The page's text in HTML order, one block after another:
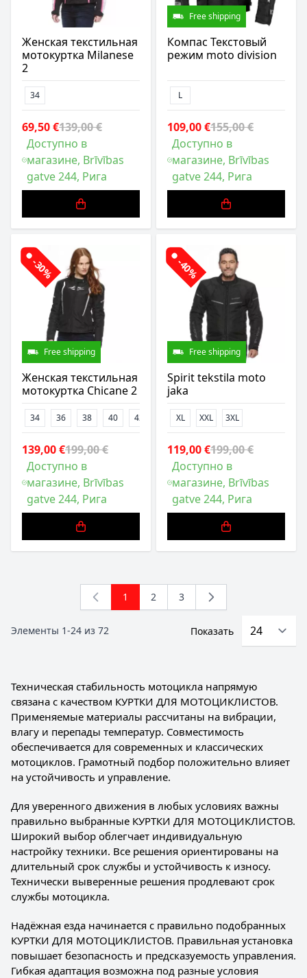
Женская текстильная
мотокуртка Milanese
2
34
69,50 €139,00 €
Доступно в
магазине, Brīvības
gatve 244, Рига
Free shipping
Компас Текстовый
режим moto division
L
109,00 €155,00 €
Доступно в
магазине, Brīvības
gatve 244, Рига
-30%
Free shipping
Женская текстильная
мотокуртка Chicane 2
34 36 38 40 42
139,00 €199,00 €
Доступно в
магазине, Brīvības
gatve 244, Рига
-40%
Free shipping
Spirit tekstila moto
jaka
XL XXL 3XL
119,00 €199,00 €
Доступно в
магазине, Brīvības
gatve 244, Рига
Элементы 1-24 из 72
You're currently reading page
1 Страница
2 Страница
3
Показать
Техническая стабильность мотоцикла напрямую
связана с качеством КУРТКИ ДЛЯ МОТОЦИКЛИСТОВ.
Применяемые материалы рассчитаны на вибрации,
влагу и перепады температур. Совместимость
обеспечивается для современных и классических
мотоциклов. Грамотный подбор положительно влияет
на устойчивость и управление.
Для уверенного движения в любых условиях важны
правильно выбранные КУРТКИ ДЛЯ МОТОЦИКЛИСТОВ.
Широкий выбор облегчает индивидуальную
настройку техники. Все решения ориентированы на
длительный срок службы и устойчивость к износу.
Технически выверенные решения продлевают срок
службы мотоцикла.
Надёжная езда начинается с правильно подобранных
КУРТКИ ДЛЯ МОТОЦИКЛИСТОВ. Правильная установка
повышает безопасность и предсказуемость управления.
Гибкая адаптация возможна под разные условия